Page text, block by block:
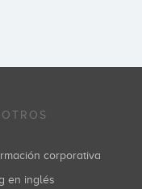
corporativa
en inglés